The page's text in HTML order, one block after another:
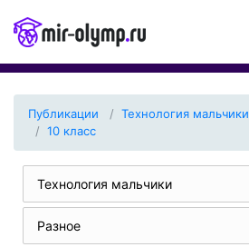
Публикации Технология мальчики
10 класс
Технология мальчики
Разное